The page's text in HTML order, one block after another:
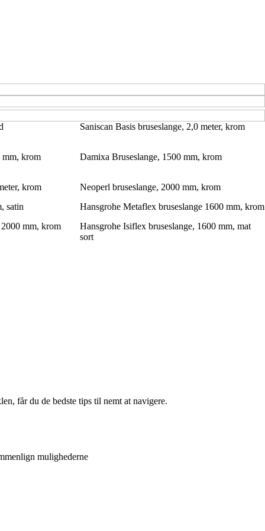
Saniscan Basis bruseslange, 2,0 meter, krom
mm, krom Damixa Bruseslange, 1500 mm, krom
krom
Neoperl bruseslange, 2000 mm, krom
satin
Hansgrohe Metaflex bruseslange 1600 mm, krom
mm, krom
Hansgrohe Isiflex bruseslange, 1600 mm, mat
sort
får du de bedste tips til nemt at navigere.
mulighederne